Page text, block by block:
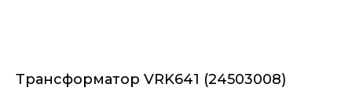
Трансформатор VRK641 (24503008)